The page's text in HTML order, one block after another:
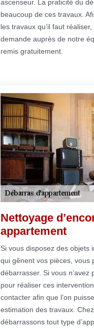
ascenseur. La praticité du
beaucoup de ces travaux.
les travaux qu’il faut
demande auprès de notre
remis gratuitement.
Nettoyage
appartement
Si vous disposez des objets
qui gênent vos pièces, vous
débarrasser. Si vous n’avez
pour réaliser ces
contacter afin que l’on
estimation des travaux.
débarrassons tout type